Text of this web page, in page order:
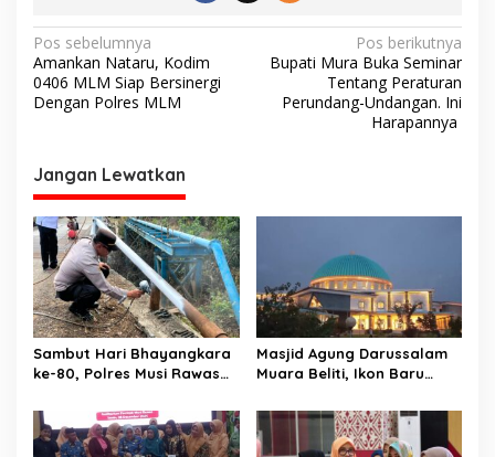
N
a
v
g
a
s
i
p
o
s
Pos sebelumnya
Amankan Nataru, Kodim
0406 MLM Siap Bersinergi
Dengan Polres MLM
Pos berikutnya
Bupati Mura Buka Seminar
Tentang Peraturan
Perundang-Undangan. Ini
Harapannya
Jangan Lewatkan
Sambut Hari Bhayangkara
ke-80, Polres Musi Rawas
dan Perkuat Akses Warga
Jayaloka
Masjid Agung Darussalam
Muara Beliti, Ikon Baru
Yang Memukau